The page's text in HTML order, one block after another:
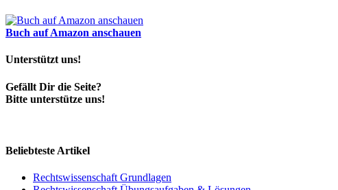
Buch auf Amazon anschauen
Unterstützt uns!
Gefällt Dir die Seite?
Bitte unterstütze uns!
Beliebteste Artikel
Rechtswissenschaft Grundlagen